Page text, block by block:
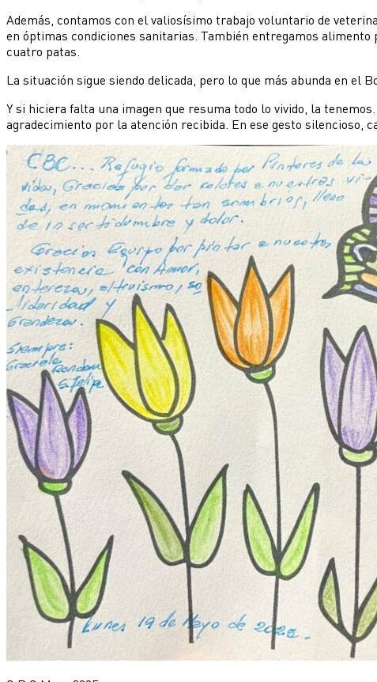
Además, contamos con el valiosísimo trabajo voluntario de
en óptimas condiciones sanitarias. También entregamos
cuatro patas.
La situación sigue siendo delicada, pero lo que más abunda en el
Y si hiciera falta una imagen que resuma todo lo vivido, la
agradecimiento por la atención recibida. En ese gesto silencioso,